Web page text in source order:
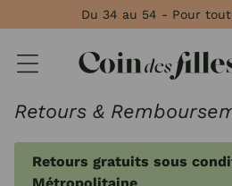
Du 34 au 54 - Pour
Retours &
Retours gratuits sous
Panneau de gestion des cookies